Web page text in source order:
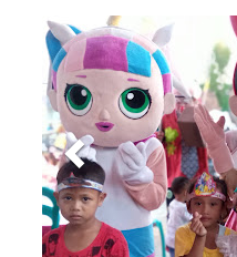
P
r
e
v
i
o
u
s